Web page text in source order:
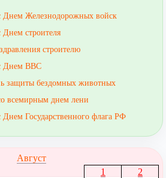
Днем Железнодорожных войск
Днем строителя
строителю
Днем ВВС
защиты бездомных животных
всемирным днем лени
Днем Государственного флага РФ
Август
1
2